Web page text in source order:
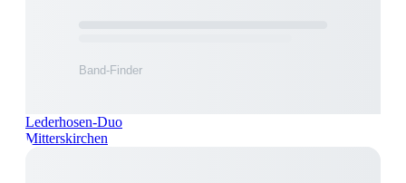
Lederhosen-Duo
Mitterskirchen